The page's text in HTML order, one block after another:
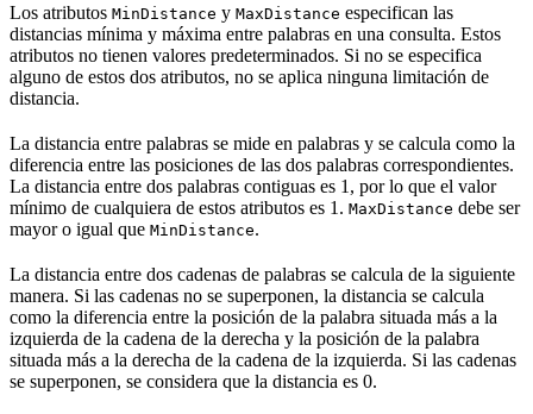
Los atributos MinDistance y MaxDistance especifican las
distancias mínima y máxima entre palabras en una consulta. Estos
atributos no tienen valores predeterminados. Si no se especifica
alguno de estos dos atributos, no se aplica ninguna limitación de
distancia.
La distancia entre palabras se mide en palabras y se calcula como la
diferencia entre las posiciones de las dos palabras correspondientes.
La distancia entre dos palabras contiguas es 1, por lo que el valor
mínimo de cualquiera de estos atributos es 1. MaxDistance debe ser
mayor o igual que MinDistance.
La distancia entre dos cadenas de palabras se calcula de la siguiente
manera. Si las cadenas no se superponen, la distancia se calcula
como la diferencia entre la posición de la palabra situada más a la
izquierda de la cadena de la derecha y la posición de la palabra
situada más a la derecha de la cadena de la izquierda. Si las cadenas
se superponen, se considera que la distancia es 0.